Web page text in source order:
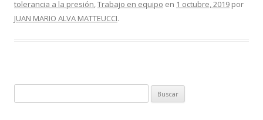
k r
tolerancia a la presión,Trabajo en equipo en 1 octubre, 2019 por
JUAN MARIO ALVA MATTEUCCI.
u